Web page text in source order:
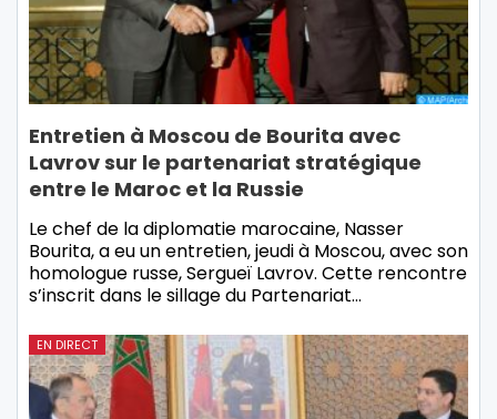
Entretien à Moscou de Bourita avec
Lavrov sur le partenariat stratégique
entre le Maroc et la Russie
Le chef de la diplomatie marocaine, Nasser
Bourita, a eu un entretien, jeudi à Moscou, avec son
homologue russe, Sergueï Lavrov. Cette rencontre
s’inscrit dans le sillage du Partenariat…
EN DIRECT